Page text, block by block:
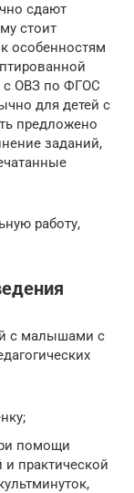
сдают
стоит
особенностям
с ОВЗ по ФГОС
для детей с
предложено
заданий,
работу,
с малышами с
помощи
и практической